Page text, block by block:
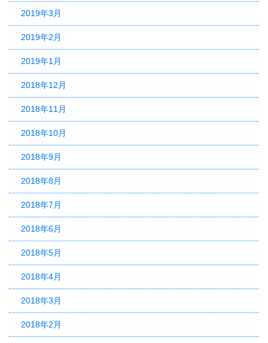
2019年3月
2019年2月
2019年1月
2018年12月
2018年11月
2018年10月
2018年9月
2018年8月
2018年7月
2018年6月
2018年5月
2018年4月
2018年3月
2018年2月